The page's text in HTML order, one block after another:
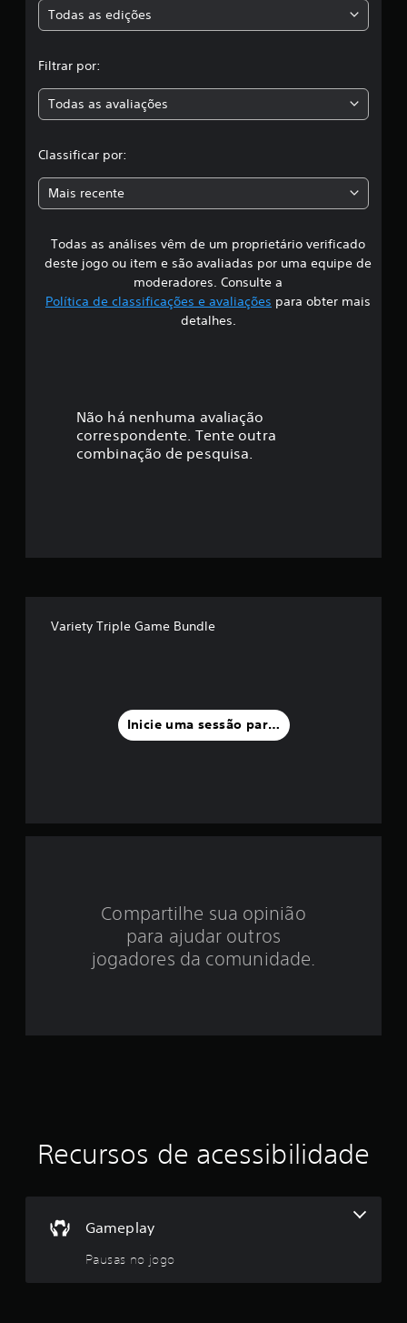
a
c
a
s
s
m
d
e
l
Todas as edições
Filtrar por:
Todas as avaliações
Classificar por:
Mais recente
Todas as análises vêm de um proprietário verificado
deste jogo ou item e são avaliadas por uma equipe de
moderadores. Consulte a
Política de classificações e avaliações para obter mais
detalhes.
Não há nenhuma avaliação
correspondente. Tente outra
combinação de pesquisa.
Variety Triple Game Bundle
Inicie uma sessão para classificar
Compartilhe sua opinião
para ajudar outros
jogadores da comunidade.
Recursos de acessibilidade
Gameplay
Pausas no jogo